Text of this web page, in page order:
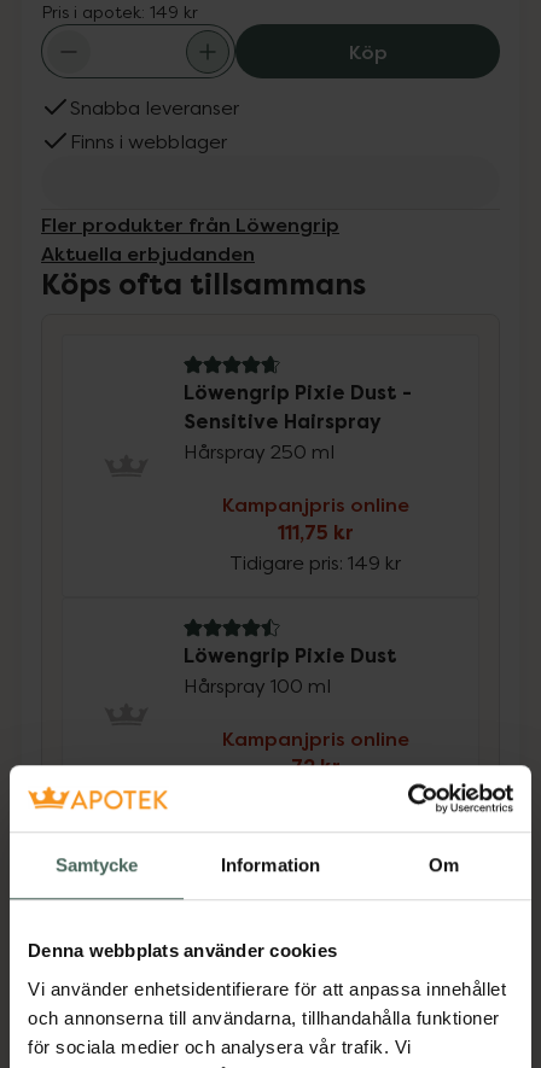
Samtycke Information Om
Denna webbplats använder cookies
Vi använder enhetsidentifierare för att anpassa innehållet
och annonserna till användarna, tillhandahålla funktioner
för sociala medier och analysera vår trafik. Vi
Pris i apotek: 149 kr
KöpLöwengrip
Snabba leveranser
Finns i webblager
Fler produkter från Löwengrip
Aktuella erbjudanden
Köps ofta tillsammans
4.7 av 5 i omdöme
Löwengrip Pixie Dust -
Sensitive Hairspray
Hårspray 250 ml
Kampanjpris online
111,75 kr
Tidigare pris:149 kr
4.5 av 5 i omdöme
Löwengrip Pixie Dust
Hårspray 100 ml
Kampanjpris online
72 kr
Beskrivning Dölj
Fixera frisyren med denna parfymfria och